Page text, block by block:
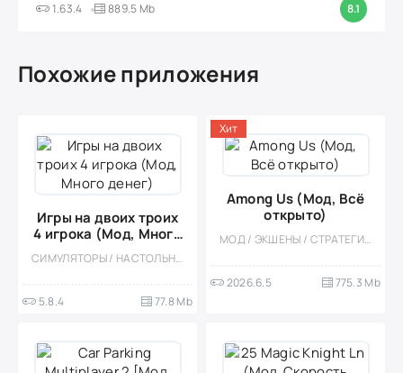
1.63.4 889.5 Mb 8.1
Похожие приложения
Игры на двоих троих
4 игрока (Мод, Много
денег)
СИМУЛЯТОРЫ / НАСТОЛЬНЫЕ ИГРЫ / КАЗУАЛЬНЫЕ / МНОГОПОЛЬЗОВАТЕЛЬСКАЯ / СОРЕВНОВАТЕЛЬНАЯ / ОДНОПОЛЬЗОВАТЕЛЬСКИЕ / СТИЛИЗАЦИЯ / ОФЛАЙН / МОД / ВСТРОЕННЫЙ КЕШ / НА ДВОИХ / КООПЕРАТИВ
5.8.4 77.8 Mb
Among Us (Мод, Всё
открыто)
МОД / ЭКШЕНЫ / СТРАТЕГИИ / КАЗУАЛЬНЫЕ / МНОГОПОЛЬЗОВАТЕЛЬСКАЯ / СОРЕВНОВАТЕЛЬНАЯ / ОФЛАЙН / СТИЛИЗАЦИЯ / ИЗОМЕТРИЯ
2026.6.5 775.3 Mb
Хит